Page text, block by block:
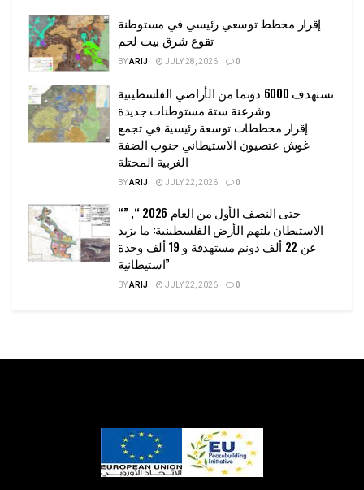
إقرار مخطط توسعي رئيسي في مستوطنة
تقوع شرق بيت لحم
BYARIJ JULY 28, 2026 0
تستهدف 6000 دونما من الأراضي الفلسطينية
وشرعنة ستة مستوطنات جديدة
إقرار مخططات توسعة رئيسية في تجمع
غوش عتصيون الاستيطاني جنوب الضفة
الغربية المحتلة
BYARIJ JULY 22, 2026 0
“حتى النصف الأول من العام 2026 “, ”
الاستيطان يلتهم الأرض الفلسطينية: ما يزيد
عن 22 ألف دونم مستهدفة و 19 ألف وحدة
استيطانية”
BYARIJ JULY 22, 2026 0